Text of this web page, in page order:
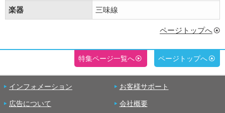
楽器 三味線
ページトップへ
特集ページ一覧へ ページトップへ
インフォメーション お客様サポート
広告について 会社概要